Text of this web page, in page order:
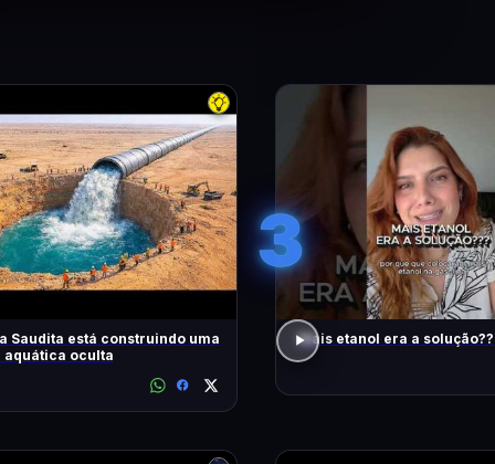
Saudita está construindo uma
aquática oculta
3
Mais etanol era a solução??